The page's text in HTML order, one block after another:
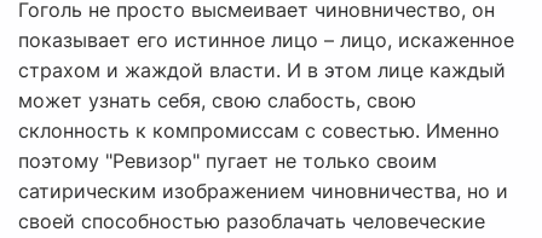
Гоголь не просто высмеивает чиновничество, он
показывает его истинное лицо – лицо, искаженное
страхом и жаждой власти. И в этом лице каждый
может узнать себя, свою слабость, свою
склонность к компромиссам с совестью. Именно
поэтому "Ревизор" пугает не только своим
сатирическим изображением чиновничества, но и
своей способностью разоблачать человеческие